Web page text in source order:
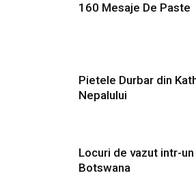
160 Mesaje De Paste
Pietele Durbar din
Nepalului
Locuri de vazut intr-
Botswana